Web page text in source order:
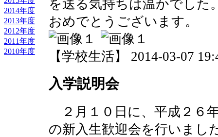
2014年度
2013年度
2012年度
2011年度
2010年度
を送る気持ちは温かでした
おめでとうございます。
【学校生活】 2014-03-07
入学説明会
２月１０日に、平成２６
の新入生歓迎会を行いまし